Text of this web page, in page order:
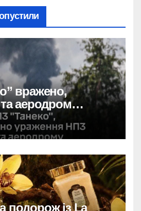
вражено,
та аеродром
сили оборони
подорож із La